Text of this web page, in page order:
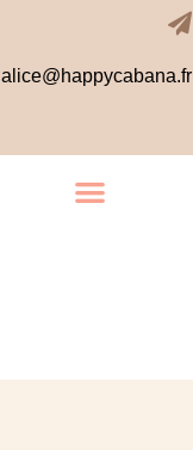
alice@happycabana.fr